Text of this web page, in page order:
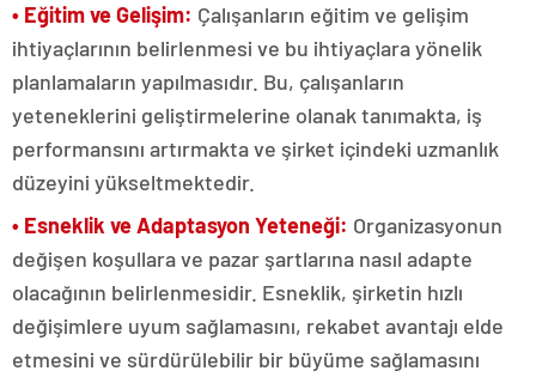
• Eğitim ve Gelişim: Çalışanların eğitim ve gelişim
ihtiyaçlarının belirlenmesi ve bu ihtiyaçlara yönelik
planlamaların yapılmasıdır. Bu, çalışanların
yeteneklerini geliştirmelerine olanak tanımakta, iş
performansını artırmakta ve şirket içindeki uzmanlık
düzeyini yükseltmektedir.
• Esneklik ve Adaptasyon Yeteneği: Organizasyonun
değişen koşullara ve pazar şartlarına nasıl adapte
olacağının belirlenmesidir. Esneklik, şirketin hızlı
değişimlere uyum sağlamasını, rekabet avantajı elde
etmesini ve sürdürülebilir bir büyüme sağlamasını